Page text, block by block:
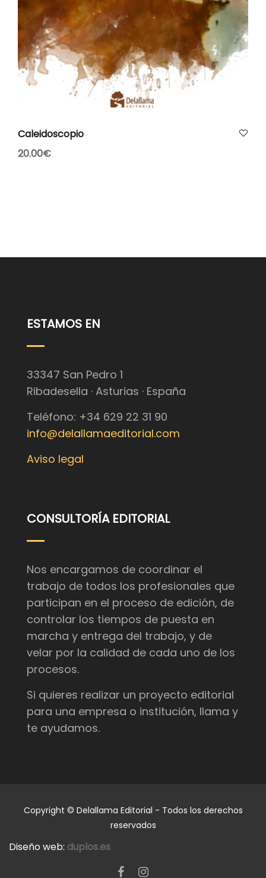
Caleidoscopio
20.00€
ESTAMOS EN
33347 San Pedro 1
Ribadesella · Asturias · España
Teléfono: +34 629 22 31 90
info@delallamaeditorial.com
Aviso legal
CONSULTORÍA EDITORIAL
Nos encargamos de coordinar el
trabajo de todos los profesionales que
participan en el proceso de edición, de
controlar los tiempos de puesta en
marcha y entrega del trabajo, y de
velar por la calidad de cada uno de los
procesos.
Si quieres realizar un proyecto editorial
para una empresa o institución, llama y
te ayudamos.
Copyright © Delallama Editorial - Todos los derechos
reservados
Diseño web: duplos.es